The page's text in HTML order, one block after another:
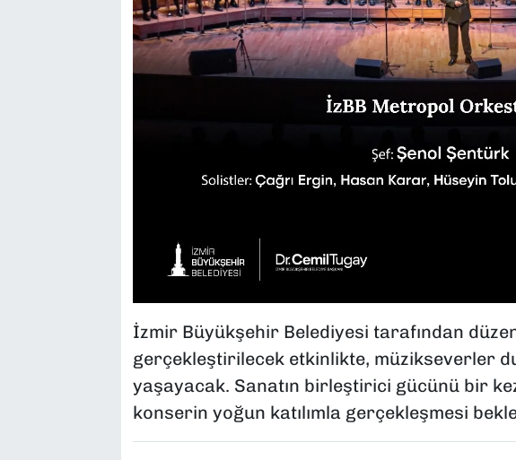
İzmir Büyükşehir Belediyesi tarafından
gerçekleştirilecek etkinlikte, müzikseverler
yaşayacak. Sanatın birleştirici gücünü bir
konserin yoğun katılımla gerçekleşmesi